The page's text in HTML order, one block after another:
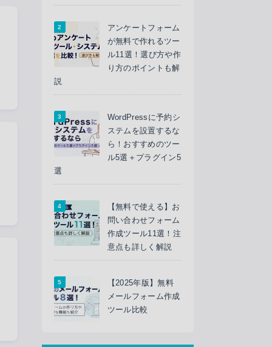
アンケートフォーム
が無料で作れるツー
ル11選！選び方や作
り方のポイントも解
説
WordPressに予約シ
ステムを設置するな
ら！おすすめのツー
ル5選＋プラグイン5
選
【無料で使える】お
問い合わせフォーム
作成ツール11選！注
意点も詳しく解説
【2025年版】無料
メールフォーム作成
ツール比較